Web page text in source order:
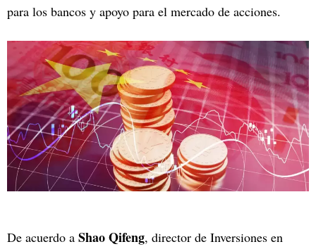
para los bancos y apoyo para el mercado de acciones.
De acuerdo a Shao Qifeng, director de Inversiones en